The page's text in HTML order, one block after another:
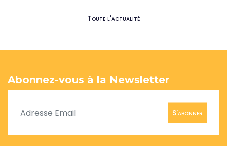
Toute l'actualité
Abonnez-vous à la Newsletter
S'abonner